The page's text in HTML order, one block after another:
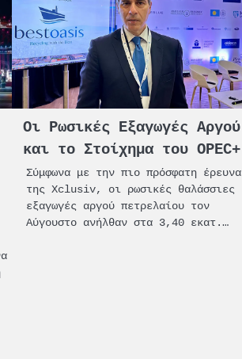
Οι Ρωσικές Εξαγωγές Αργού
και το Στοίχημα του OPEC+
Σύμφωνα με την πιο πρόσφατη έρευνα
της Xclusiv, oι ρωσικές θαλάσσιες
εξαγωγές αργού πετρελαίου τον
Αύγουστο ανήλθαν στα 3,40 εκατ.…